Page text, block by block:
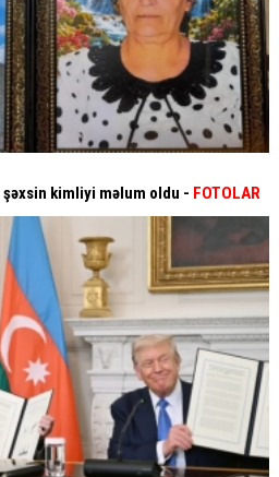
kimliyi məlum oldu - FOTOLAR